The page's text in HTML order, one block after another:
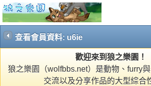
查看會員資料: u6ie
歡迎來到狼之樂園！
狼之樂園（wolfbbs.net）是動物、furry
交流以及分享作品的大型綜合